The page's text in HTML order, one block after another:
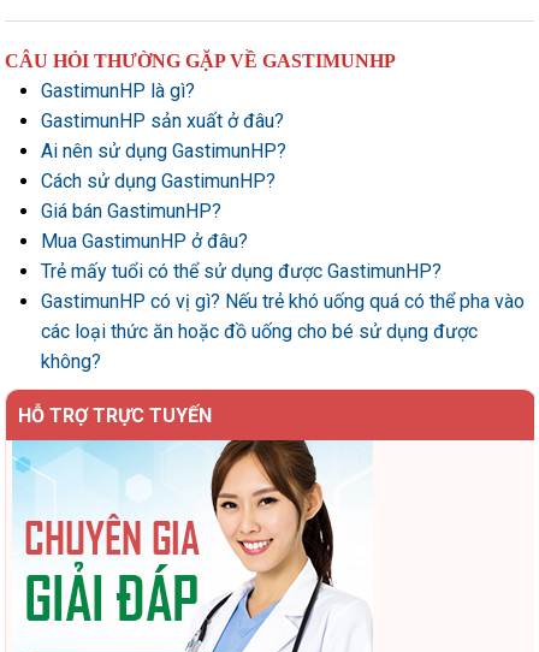
CÂU HỎI THƯỜNG GẶP VỀ GASTIMUNHP
GastimunHP là gì?
GastimunHP sản xuất ở đâu?
Ai nên sử dụng GastimunHP?
Cách sử dụng GastimunHP?
Giá bán GastimunHP?
Mua GastimunHP ở đâu?
Trẻ mấy tuổi có thể sử dụng được GastimunHP?
GastimunHP có vị gì? Nếu trẻ khó uống quá có thể pha vào
các loại thức ăn hoặc đồ uống cho bé sử dụng được
không?
HỖ TRỢ TRỰC TUYẾN